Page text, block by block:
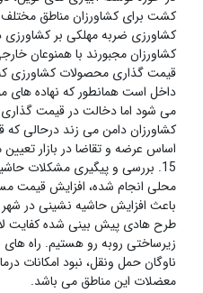
کشت برای کشاورزان مناطق مختلف
کشاورزی ضربه مهلکی بر کشاورزی
کشاورزان مجبورند با همنوعان
قیمت گذاری محصولات کشاورزی
داخل است همانطور که نهاده های
می شود اما دخالت در قیمت گذاری
کشاورزان دامن می زند درحالی
اساس عرضه و تقاضا در بازار
15. بررسی و پیگیری مشکلات
محلی انجام شده، افزایش قیمت
باعث افزایش حاشیه نشینی در
طرح هادی پیش بینی شده کفایت
زیرساختی روبه رو هستیم. راه
ناوگان حمل ونقل، نبود امکانات
معضلات این مناطق می باشد.